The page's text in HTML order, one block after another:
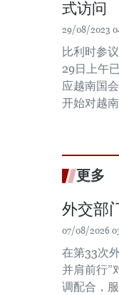
式访问
29/08/2023
比利时参
29日上午
应越南国
开始对越
更多
外交部
07/08/2026
在第33次
并肩前行”
调配合，